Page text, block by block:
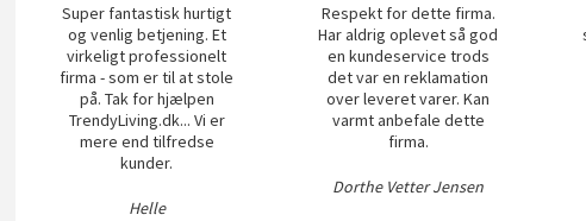
Super fantastisk hurtigt
og venlig betjening. Et
virkeligt professionelt
firma - som er til at stole
på. Tak for hjælpen
TrendyLiving.dk... Vi er
mere end tilfredse
kunder.
Helle
Respekt for dette firma.
Har aldrig oplevet så god
en kundeservice trods
det var en reklamation
over leveret varer. Kan
varmt anbefale dette
firma.
Dorthe Vetter Jensen